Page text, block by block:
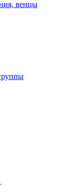
венцы